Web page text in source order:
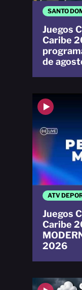
ATV
Juegos
Caribe
2026
SANTO
Juegos
Caribe
de